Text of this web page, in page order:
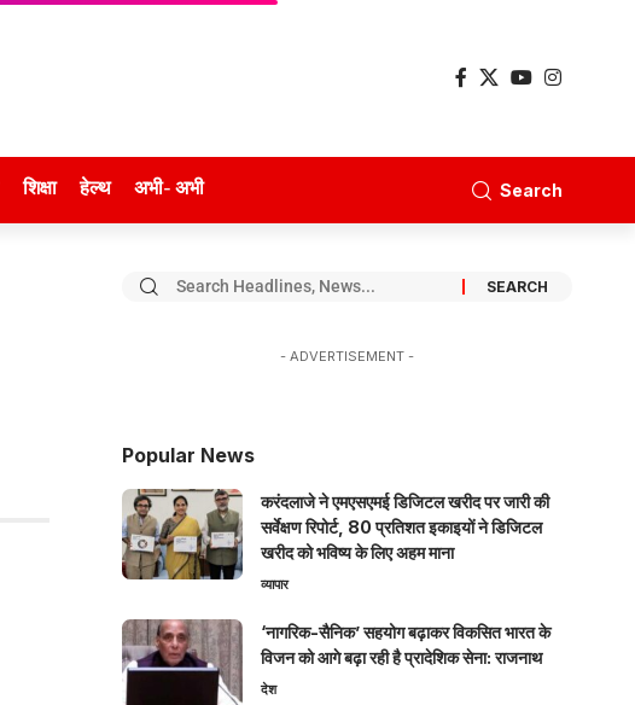
शिक्षा हेल्थ अभी- अभी Search
- ADVERTISEMENT -
Popular News
करंदलाजे ने एमएसएमई डिजिटल खरीद पर जारी की
सर्वेक्षण रिपोर्ट, 80 प्रतिशत इकाइयों ने डिजिटल
खरीद को भविष्य के लिए अहम माना
व्यापार
‘नागरिक-सैनिक’ सहयोग बढ़ाकर विकसित भारत के
विजन को आगे बढ़ा रही है प्रादेशिक सेना: राजनाथ
देश